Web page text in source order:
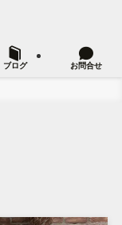
ブログ お問合せ